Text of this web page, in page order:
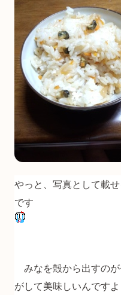
やっと、写真として載
です
みなを殻から出すの
がして美味しいんですよ